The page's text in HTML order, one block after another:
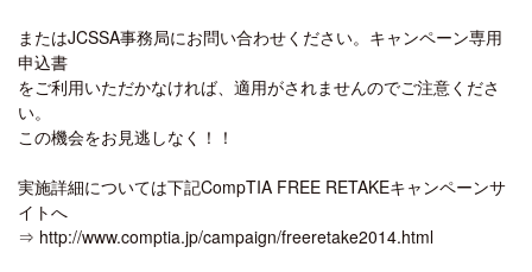
またはJCSSA事務局にお問い合わせください。キャンペーン専用
申込書
をご利用いただかなければ、適用がされませんのでご注意くださ
い。
この機会をお見逃しなく！！
実施詳細については下記CompTIA FREE RETAKEキャンペーンサ
イトへ
⇒ http://www.comptia.jp/campaign/freeretake2014.html